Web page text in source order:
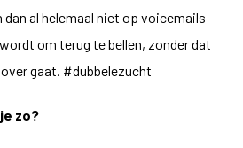
dan al helemaal niet op voicemails
om terug te bellen, zonder dat
gaat. #dubbelezucht
zo?